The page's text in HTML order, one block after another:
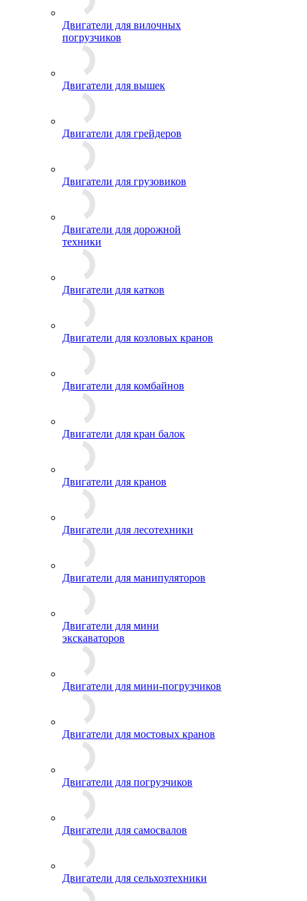
Двигатели для вилочных
погрузчиков
Двигатели для вышек
Двигатели для грейдеров
Двигатели для грузовиков
Двигатели для дорожной
техники
Двигатели для катков
Двигатели для козловых кранов
Двигатели для комбайнов
Двигатели для кран балок
Двигатели для кранов
Двигатели для лесотехники
Двигатели для манипуляторов
Двигатели для мини
экскаваторов
Двигатели для мини-погрузчиков
Двигатели для мостовых кранов
Двигатели для погрузчиков
Двигатели для самосвалов
Двигатели для сельхозтехники